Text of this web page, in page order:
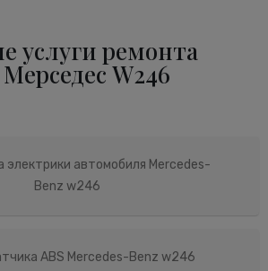
услуги ремонта
W246
электрики автомобиля Mercedes-
Benz w246
ABS Mercedes-Benz w246